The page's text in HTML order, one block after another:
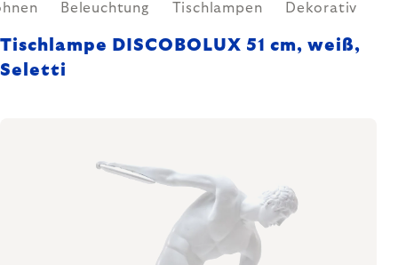
Beleuchtung Tischlampen Dekorativ
Tischlampe DISCOBOLUX 51 cm, weiß,
Seletti